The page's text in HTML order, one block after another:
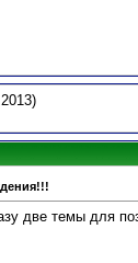
две темы для